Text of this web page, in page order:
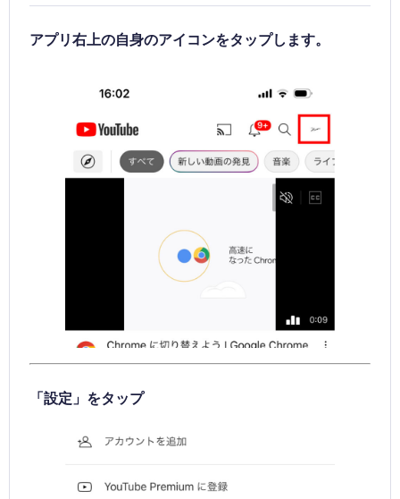
アプリ右上の自身のアイコンをタップします。
「設定」をタップ